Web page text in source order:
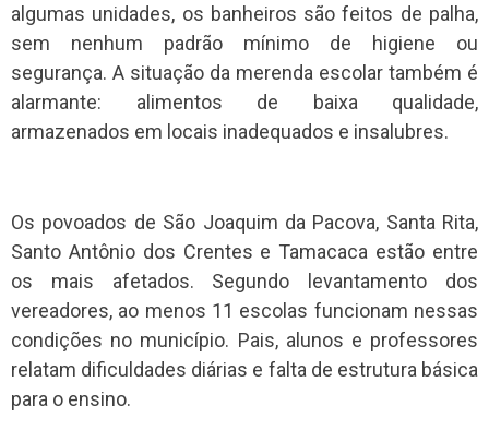
algumas unidades, os banheiros são feitos de palha,
sem nenhum padrão mínimo de higiene ou
segurança. A situação da merenda escolar também é
alarmante: alimentos de baixa qualidade,
armazenados em locais inadequados e insalubres.
Os povoados de São Joaquim da Pacova, Santa Rita,
Santo Antônio dos Crentes e Tamacaca estão entre
os mais afetados. Segundo levantamento dos
vereadores, ao menos 11 escolas funcionam nessas
condições no município. Pais, alunos e professores
relatam dificuldades diárias e falta de estrutura básica
para o ensino.